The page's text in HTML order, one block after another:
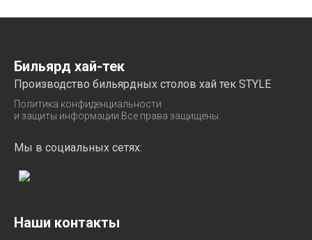
Бильярд хай-тек
Производство бильярдных столов хай тек STYLE
Политика конфиденциальности
и защиты информации.Все права защищены.
Мы в социальных сетях:
Наши контакты